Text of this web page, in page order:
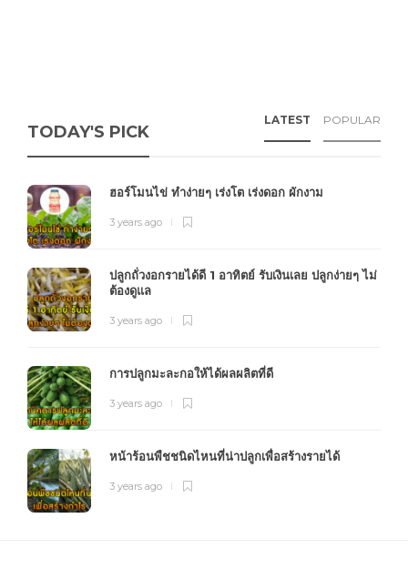
TODAY'S PICK
LATEST POPULAR
ฮอร์โมนไข่ ทำง่ายๆ เร่งโต เร่งดอก ผักงาม
3 years ago
ปลูกถั่วงอกรายได้ดี 1 อาทิตย์ รับเงินเลย ปลูกง่ายๆ ไม่
ต้องดูแล
3 years ago
การปลูกมะละกอให้ได้ผลผลิตที่ดี
3 years ago
หน้าร้อนพืชชนิดไหนที่น่าปลูกเพื่อสร้างรายได้
3 years ago